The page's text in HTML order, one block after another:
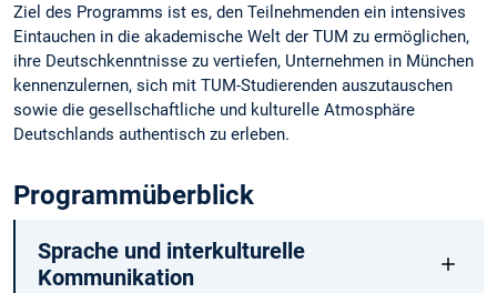
Ziel des Programms ist es, den Teilnehmenden ein intensives
Eintauchen in die akademische Welt der TUM zu ermöglichen,
ihre Deutschkenntnisse zu vertiefen, Unternehmen in München
kennenzulernen, sich mit TUM-Studierenden auszutauschen
sowie die gesellschaftliche und kulturelle Atmosphäre
Deutschlands authentisch zu erleben.
Programmüberblick
Sprache und interkulturelle
Kommunikation